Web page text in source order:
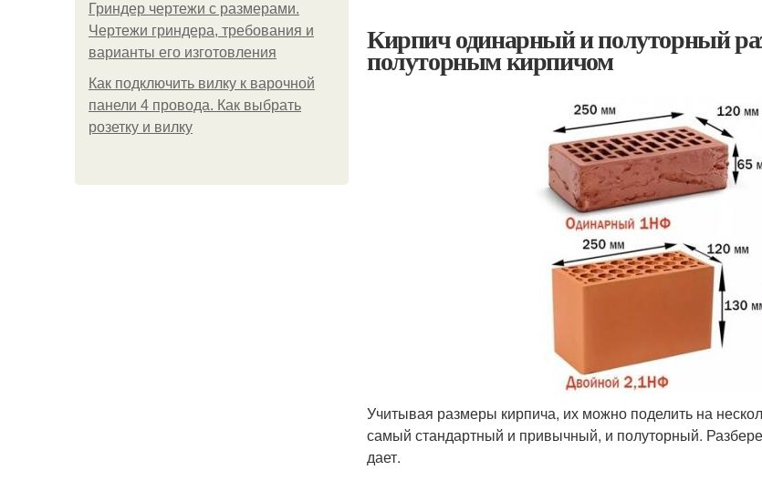
Гриндер чертежи с размерами.
Чертежи гриндера, требования и
варианты его изготовления
Как подключить вилку к варочной
панели 4 провода. Как выбрать
розетку и вилку
Кирпич одинарный и полуторный
полуторным кирпичом
Учитывая размеры кирпича, их можно поделить на
самый стандартный и привычный, и полуторный.
дает.